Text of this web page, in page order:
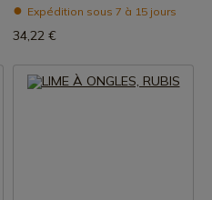
Expédition sous 7 à 15 jours
34,22 €